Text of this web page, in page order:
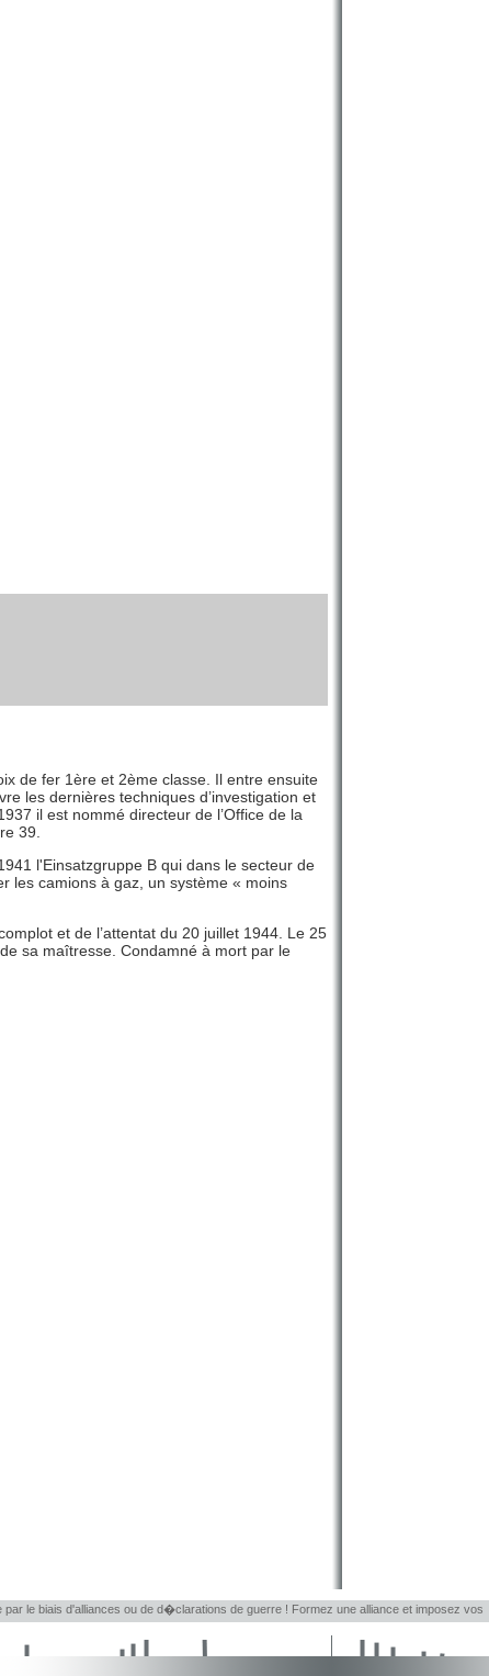
de fer 1ère et 2ème classe. Il entre ensuite
les dernières techniques d’investigation et
il est nommé directeur de l’Office de la
39.
l'Einsatzgruppe B qui dans le secteur de
les camions à gaz, un système « moins
et de l’attentat du 20 juillet 1944. Le 25
sa maîtresse. Condamné à mort par le
le biais d'alliances ou de d�clarations de guerre ! Formez une alliance et imposez vos